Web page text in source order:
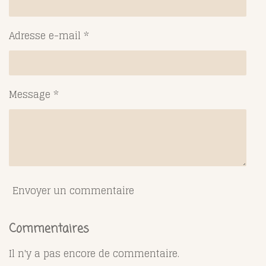
Adresse e-mail *
Message *
Envoyer un commentaire
Commentaires
Il n'y a pas encore de commentaire.